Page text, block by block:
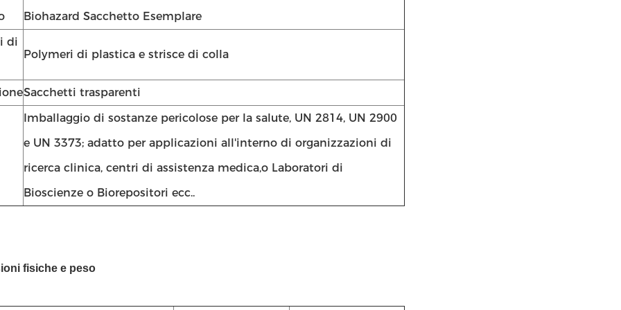
Biohazard Sacchetto Esemplare
di
Polymeri di plastica e strisce di colla
Sacchetti trasparenti
Imballaggio di sostanze pericolose per la salute, UN 2814, UN 2900
e UN 3373; adatto per applicazioni all'interno di organizzazioni di
ricerca clinica, centri di assistenza medica,o Laboratori di
Bioscienze o Biorepositori ecc..
fisiche e peso